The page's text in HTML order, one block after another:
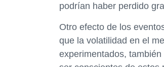
podrían haber perdido
Otro efecto de los
que la volatilidad en el
experimentados,